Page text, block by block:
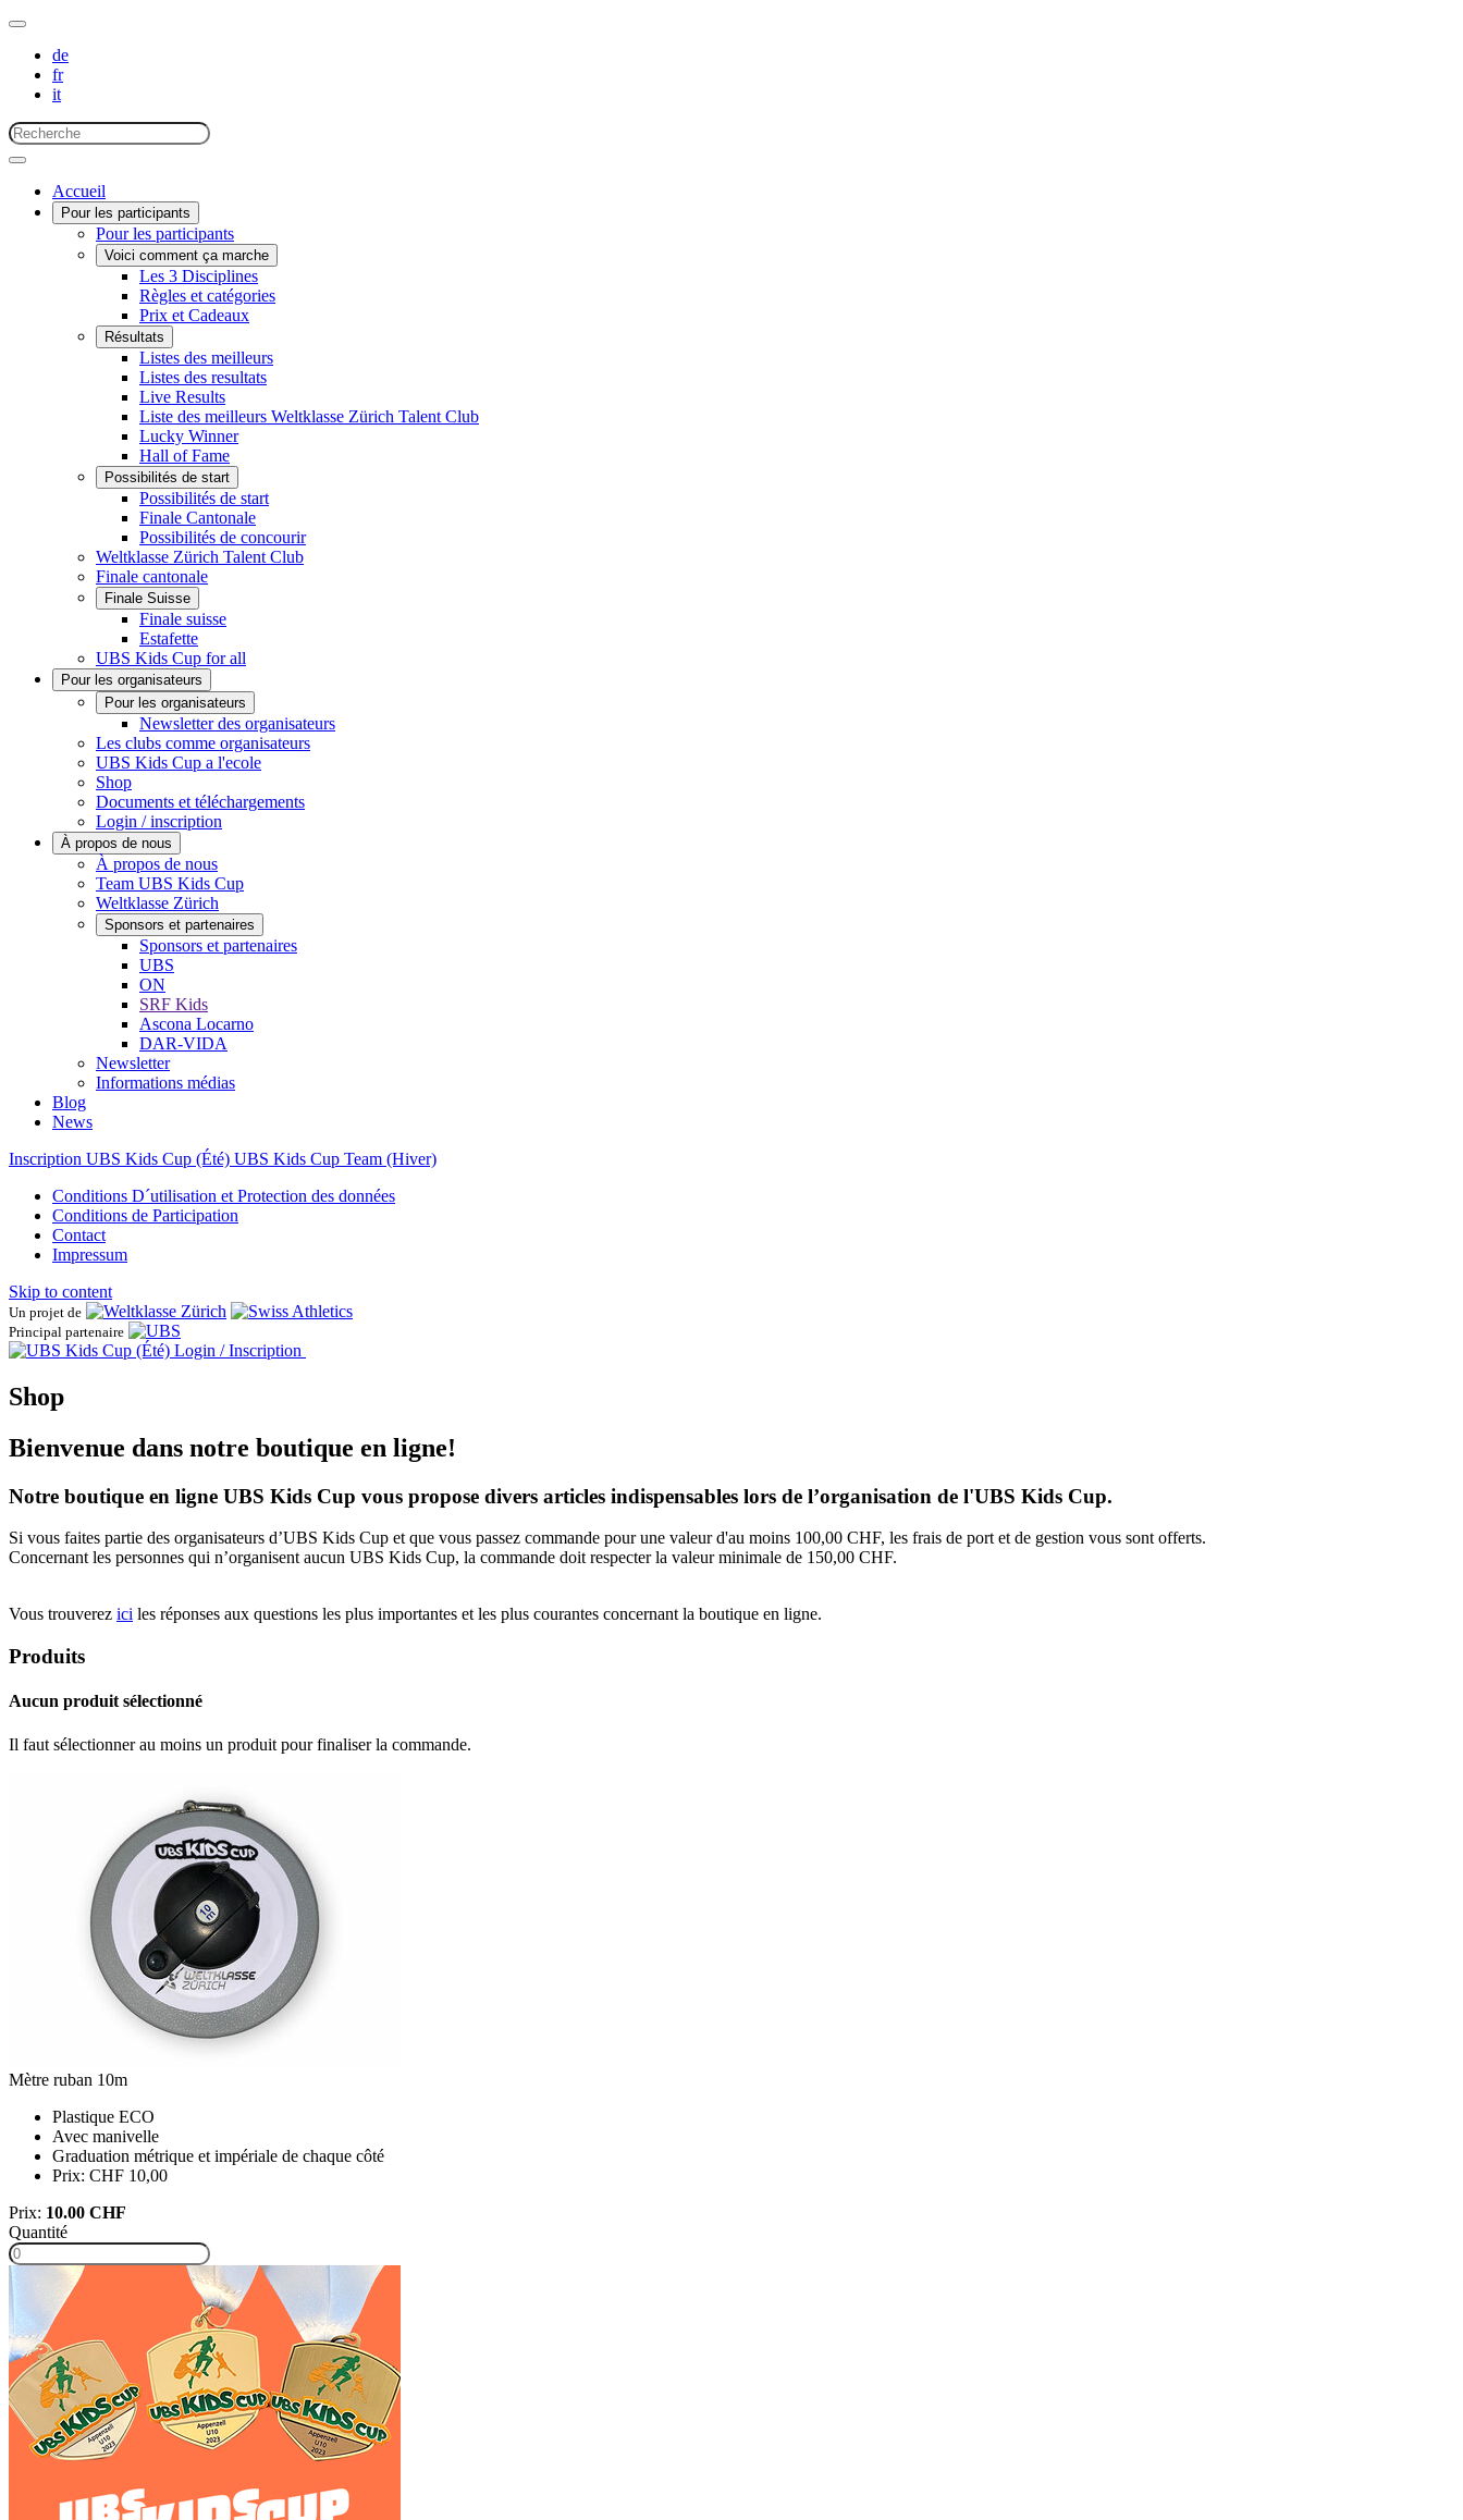
de
fr
it
Accueil
Pour les participants
Pour les participants
Voici comment ça marche
Les 3 Disciplines
Règles et catégories
Prix et Cadeaux
Résultats
Listes des meilleurs
Listes des resultats
Live Results
Liste des meilleurs Weltklasse Zürich Talent Club
Lucky Winner
Hall of Fame
Possibilités de start
Possibilités de start
Finale Cantonale
Possibilités de concourir
Weltklasse Zürich Talent Club
Finale cantonale
Finale Suisse
Finale suisse
Estafette
UBS Kids Cup for all
Pour les organisateurs
Pour les organisateurs
Newsletter des organisateurs
Les clubs comme organisateurs
UBS Kids Cup a l'ecole
Shop
Documents et téléchargements
Login / inscription
À propos de nous
À propos de nous
Team UBS Kids Cup
Weltklasse Zürich
Sponsors et partenaires
Sponsors et partenaires
UBS
ON
SRF Kids
Ascona ​Locarno
DAR-VIDA
Newsletter
Informations médias
Blog
News
Inscription UBS Kids Cup (Été) UBS Kids Cup Team (Hiver)
Conditions D´utilisation et Protection des données
Conditions de Participation
Contact
Impressum
Skip to content
Un projet de
Principal partenaire
Login / Inscription
Shop
Bienvenue dans notre boutique en ligne!
Notre boutique en ligne UBS Kids Cup vous propose divers articles indispensables lors de l’organisation de l'UBS Kids Cup.
Si vous faites partie des organisateurs d’UBS Kids Cup et que vous passez commande pour une valeur d'au moins 100,00 CHF, les frais de port et de gestion vous sont offerts.
Concernant les personnes qui n’organisent aucun UBS Kids Cup, la commande doit respecter la valeur minimale de 150,00 CHF.
Vous trouverez ici les réponses aux questions les plus importantes et les plus courantes concernant la boutique en ligne.
Produits
Aucun produit sélectionné
Il faut sélectionner au moins un produit pour finaliser la commande.
Mètre ruban 10m
Plastique ECO
Avec manivelle
Graduation métrique et impériale de chaque côté
Prix: CHF 10,00
Prix: 10.00 CHF
Quantité